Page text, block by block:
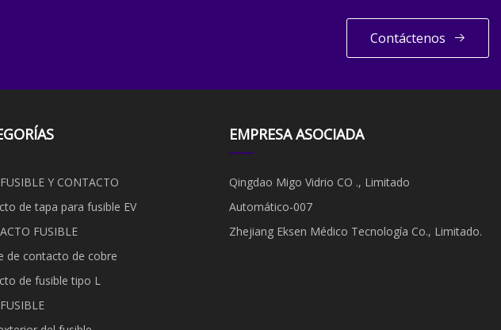
Contáctenos
Y CONTACTO
de tapa para fusible EV
FUSIBLE
de contacto de cobre
de fusible tipo L
EMPRESA ASOCIADA
Qingdao Migo Vidrio CO ., Limitado
Automático-007
Zhejiang Eksen Médico Tecnología Co., Limitado.